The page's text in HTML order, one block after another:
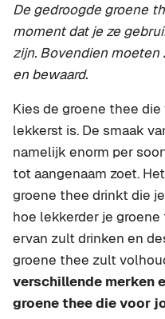
De gedroogde groene
moment dat je ze
zijn. Bovendien
en bewaard.
Kies de groene thee
lekkerst is. De smaak
namelijk enorm per
tot aangenaam zoet.
groene thee drinkt die
hoe lekkerder je
ervan zult drinken en
groene thee zult
verschillende merken
groene thee die voor